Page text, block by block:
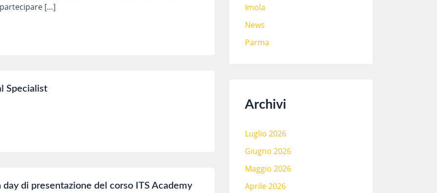
[…]
Specialist
di presentazione del corso ITS Academy
Imola
News
Parma
Archivi
Luglio 2026
Giugno 2026
Maggio 2026
Aprile 2026